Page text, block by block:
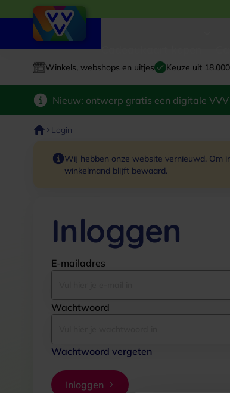
Winkels, webshops en uitjes Keuze uit
Nieuw: ontwerp gratis een digitale
Login
Wij hebben onze website vernieuwd. Om
winkelmand blijft bewaard.
Inloggen
E-mailadres
Wachtwoord
Wachtwoord vergeten
Inloggen